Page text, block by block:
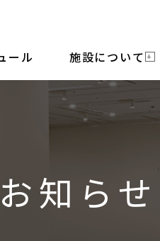
ール 施設について
お知らせ